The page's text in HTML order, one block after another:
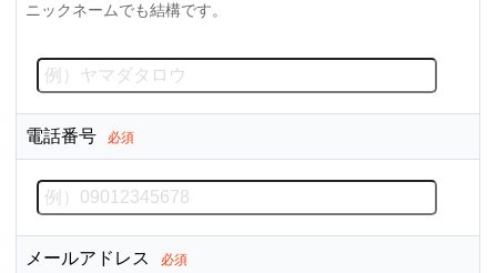
ニックネームでも結構です。
電話番号 必須
メールアドレス 必須